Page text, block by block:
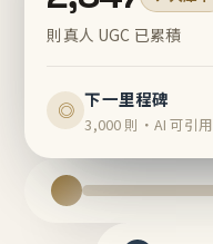
則真人 UGC 已累積
◎ 下一里程碑
3,000 則・AI 可引用